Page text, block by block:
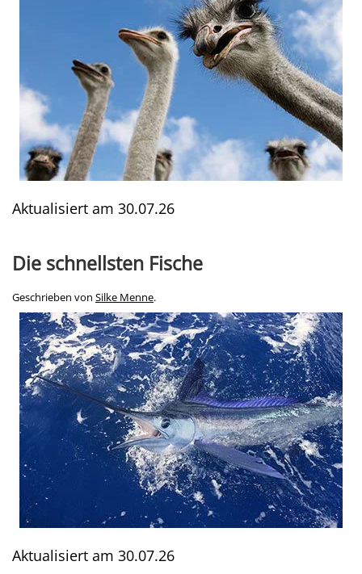
Aktualisiert am 30.07.26
Die schnellsten Fische
Geschrieben von Silke Menne.
Aktualisiert am 30.07.26